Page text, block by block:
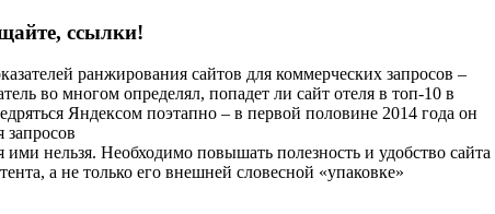
ссылки!
ранжирования сайтов для коммерческих запросов –
во многом определял, попадет ли сайт отеля в топ-10 в
Яндексом поэтапно – в первой половине 2014 года он
запросов
нельзя. Необходимо повышать полезность и удобство сайта
а не только его внешней словесной «упаковке»